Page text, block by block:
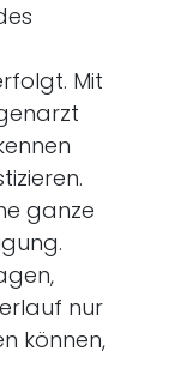
Mit
ganze
nur
können,